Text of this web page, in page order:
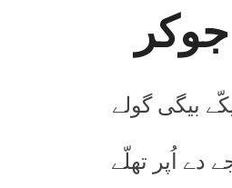
بیگی گولے
دے اُپر تھلّے